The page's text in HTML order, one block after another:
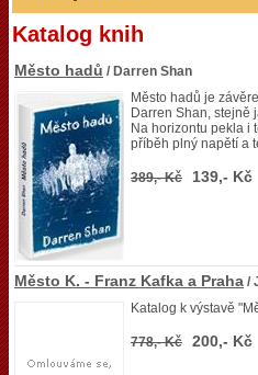
Katalog knih
Město hadů / Darren Shan
Město hadů je
Darren Shan, stejně
Na horizontu pekla i
příběh plný napětí a
389,- Kč 139,- Kč
Město K. - Franz Kafka a Praha /
Katalog k výstavě
778,- Kč 200,- Kč